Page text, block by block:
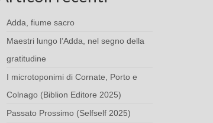
Adda, fiume sacro
Maestri lungo l’Adda, nel segno della
gratitudine
I microtoponimi di Cornate, Porto e
Colnago (Biblion Editore 2025)
Passato Prossimo (Selfself 2025)